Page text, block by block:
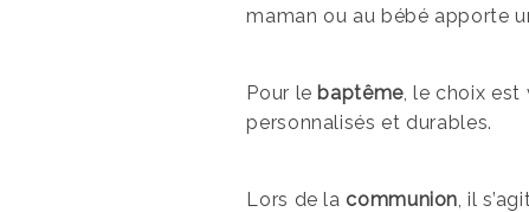
maman ou au bébé apporte
Pour le baptême, le choix est
personnalisés et durables.
Lors de la communion, il